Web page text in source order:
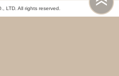
LTD. All rights reserved.